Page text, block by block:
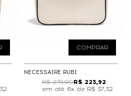
COMPRAR
NECESSAIRE RUBI
R$ 279,90R$ 223,92
6x de R$ 37,32